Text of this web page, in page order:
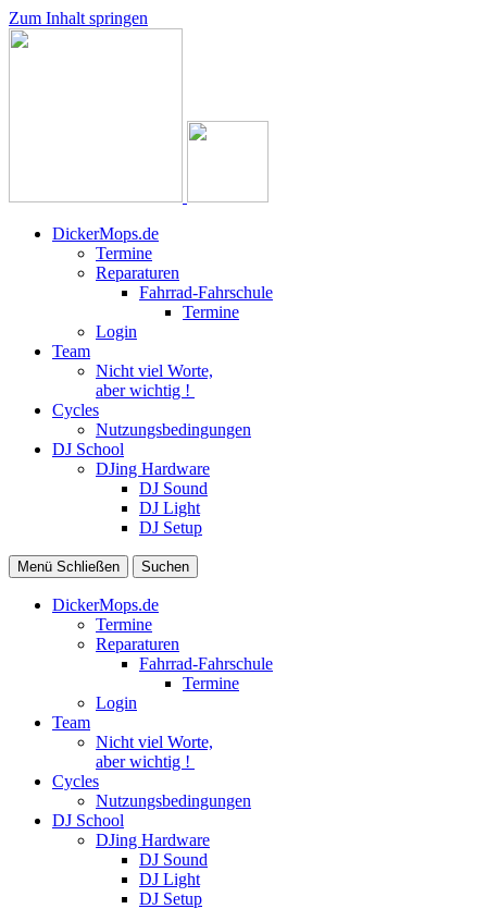
Zum Inhalt springen
DickerMops.de
Termine
Reparaturen
Fahrrad-Fahrschule
Termine
Login
Team
Nicht viel Worte,
aber wichtig !
Cycles
Nutzungsbedingungen
DJ School
DJing Hardware
DJ Sound
DJ Light
DJ Setup
Menü Schließen Suchen
DickerMops.de
Termine
Reparaturen
Fahrrad-Fahrschule
Termine
Login
Team
Nicht viel Worte,
aber wichtig !
Cycles
Nutzungsbedingungen
DJ School
DJing Hardware
DJ Sound
DJ Light
DJ Setup